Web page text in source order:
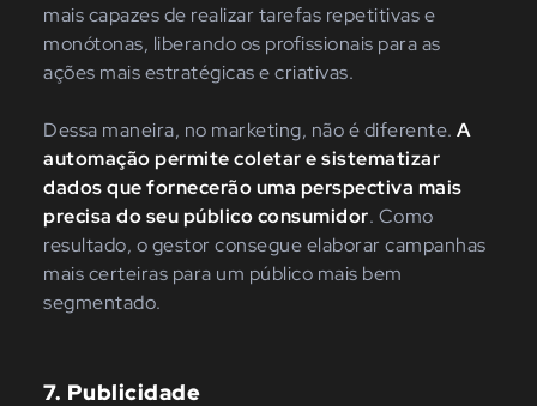
mais capazes de realizar tarefas repetitivas e
monótonas, liberando os profissionais para as
ações mais estratégicas e criativas.
Dessa maneira, no marketing, não é diferente. A
automação permite coletar e sistematizar
dados que fornecerão uma perspectiva mais
precisa do seu público consumidor. Como
resultado, o gestor consegue elaborar campanhas
mais certeiras para um público mais bem
segmentado.
7. Publicidade